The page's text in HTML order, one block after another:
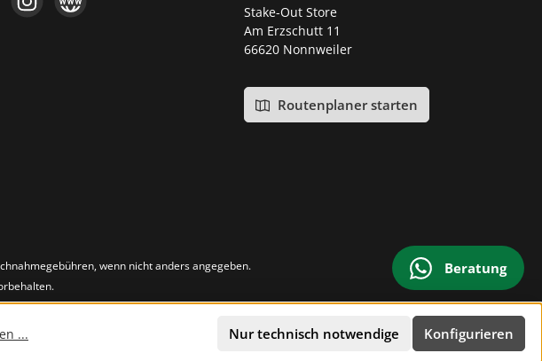
InstagramWebsite
Stake-Out Store
Am Erzschutt 11
66620 Nonnweiler
Routenplaner starten
wenn nicht anders angegeben.
Beratung
... Nur technisch notwendige Konfigurieren